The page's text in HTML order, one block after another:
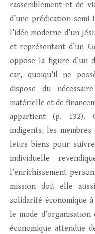
rassemblement et de
d’une prédication
l’idée moderne d’un
et représentant d’un
oppose la figure d’un
car, quoiqu’il ne
dispose du
matérielle et de
appartient (p. 132).
indigents, les membres
leurs biens pour
individuelle
l’enrichissement
mission doit elle
solidarité économique
le mode
économique attendue